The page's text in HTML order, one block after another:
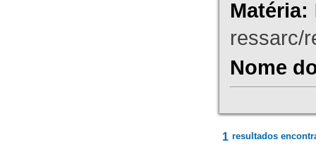
Matéria:
ressarc/
Nome
1 resultados